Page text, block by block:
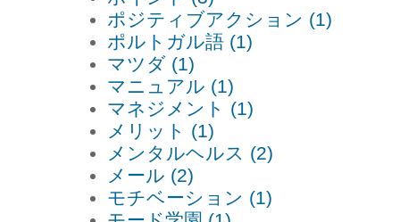
ポジティブアクション (1)
ポルトガル語 (1)
マツダ (1)
マニュアル (1)
マネジメント (1)
メリット (1)
メンタルヘルス (2)
メール (2)
モチベーション (1)